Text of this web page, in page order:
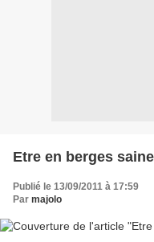
Etre en berges
Publié le 13/09/2011 à 17:59
Par majolo